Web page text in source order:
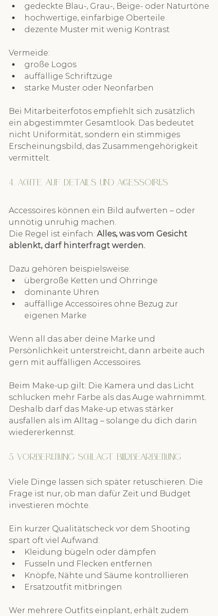
gedeckte Blau-, Grau-, Beige- oder Naturtöne
hochwertige, einfarbige Oberteile
dezente Muster mit wenig Kontrast
Vermeide:
große Logos
auffällige Schriftzüge
starke Muster oder Neonfarben
Bei Mitarbeiterfotos empfiehlt sich zusätzlich
ein abgestimmter Gesamtlook. Das bedeutet
nicht Uniformität, sondern ein stimmiges
Erscheinungsbild, das Zusammengehörigkeit
vermittelt.
4. Achte auf Details und Accessoires
Accessoires können ein Bild aufwerten – oder
unnötig unruhig machen.
Die Regel ist einfach: Alles, was vom Gesicht
ablenkt, darf hinterfragt werden.
Dazu gehören beispielsweise:
übergroße Ketten und Ohrringe
dominante Uhren
auffällige Accessoires ohne Bezug zur
eigenen Marke
Wenn all das aber deine Marke und
Persönlichkeit unterstreicht, dann arbeite auch
gern mit auffälligen Accessoires.
Beim Make-up gilt: Die Kamera und das Licht
schlucken mehr Farbe als das Auge wahrnimmt.
Deshalb darf das Make-up etwas stärker
ausfallen als im Alltag – solange du dich darin
wiedererkennst.
5. Vorbereitung schlägt Bildbearbeitung
Viele Dinge lassen sich später retuschieren. Die
Frage ist nur, ob man dafür Zeit und Budget
investieren möchte.
Ein kurzer Qualitätscheck vor dem Shooting
spart oft viel Aufwand:
Kleidung bügeln oder dämpfen
Fusseln und Flecken entfernen
Knöpfe, Nähte und Säume kontrollieren
Ersatzoutfit mitbringen
Wer mehrere Outfits einplant, erhält zudem